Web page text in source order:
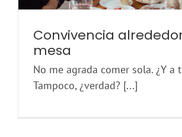
Convivencia
mesa
No me agrada comer sola. ¿Y a
Tampoco, ¿verdad? [...]